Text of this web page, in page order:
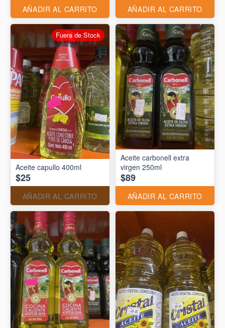
AÑADIR AL CARRITO AÑADIR AL CARRITO
Aceite capullo 400ml
$25
AÑADIR AL CARRITO
Fuera de Stock
Aceite carbonell extra
virgen 250ml
$89
AÑADIR AL CARRITO